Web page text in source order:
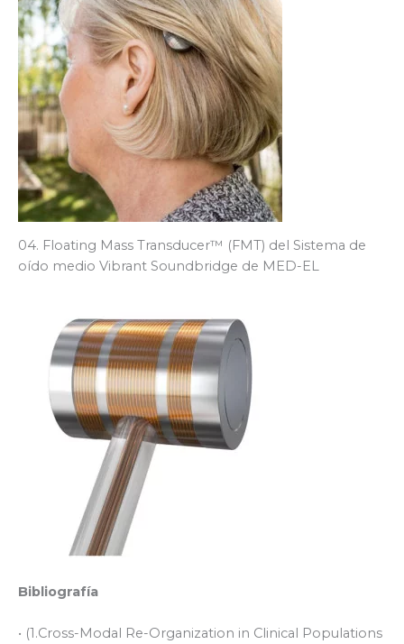
04. Floating Mass Transducer™ (FMT) del Sistema de
oído medio Vibrant Soundbridge de MED-EL
Bibliografía
• (1.Cross-Modal Re-Organization in Clinical Populations